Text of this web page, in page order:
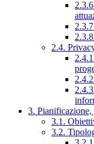
2.4.
3. Pianificazione,
3.1.
3.2.